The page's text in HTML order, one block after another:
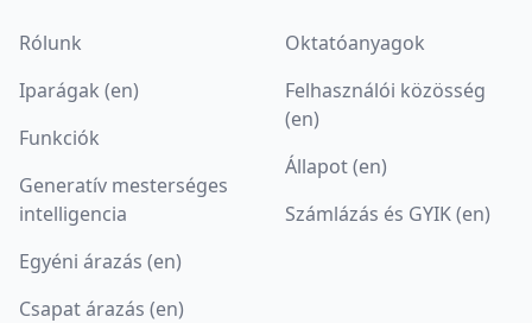
Rólunk
Iparágak (en)
Funkciók
Generatív mesterséges
intelligencia
Egyéni árazás (en)
Csapat árazás (en)
Oktatóanyagok
Felhasználói közösség
(en)
Állapot (en)
Számlázás és GYIK (en)